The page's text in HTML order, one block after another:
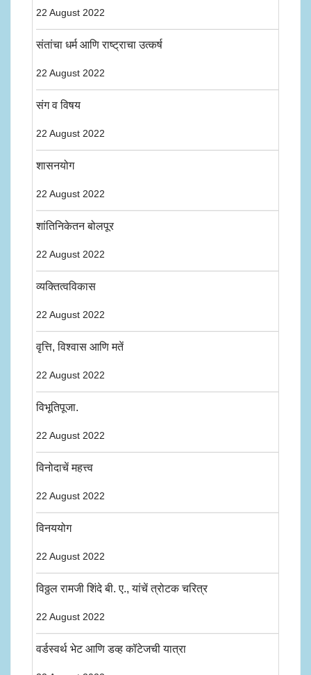
22 August 2022
संतांचा धर्म आणि राष्ट्राचा उत्कर्ष
22 August 2022
संग व विषय
22 August 2022
शासनयोग
22 August 2022
शांतिनिकेतन बोलपूर
22 August 2022
व्यक्तित्वविकास
22 August 2022
वृत्ति, विश्वास आणि मतें
22 August 2022
विभूतिपूजा.
22 August 2022
विनोदाचें महत्त्व
22 August 2022
विनययोग
22 August 2022
विठ्ठल रामजी शिंदे बी. ए., यांचें त्रोटक चरित्र
22 August 2022
वर्डस्वर्थ भेट आणि डव्ह कॉटेजची यात्रा